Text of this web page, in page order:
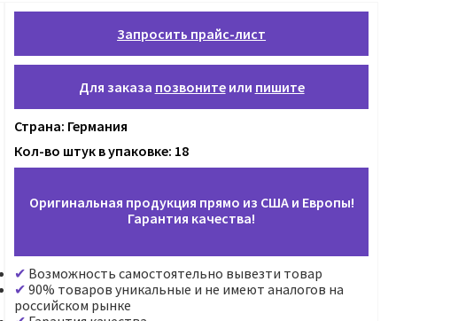
Запросить прайс-лист
Для заказа позвонитеили пишите
Страна: Германия
Кол-во штук в упаковке: 18
Оригинальная продукция прямо из США и Европы!
Гарантия качества!
Возможность самостоятельно вывезти товар
90% товаров уникальные и не имеют аналогов на
российском рынке